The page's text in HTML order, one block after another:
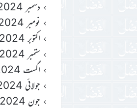
دسمبر 2024
نومبر 2024
اکتوبر 2024
ستمبر 2024
اگست 2024
جولائی 2024
جون 2024